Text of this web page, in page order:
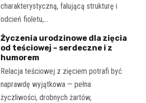
charakterystyczną, falującą strukturę i
odcień fioletu,…
Życzenia urodzinowe dla zięcia
od teściowej – serdeczne i z
humorem
Relacja teściowej z zięciem potrafi być
naprawdę wyjątkowa — pełna
życzliwości, drobnych żartów,